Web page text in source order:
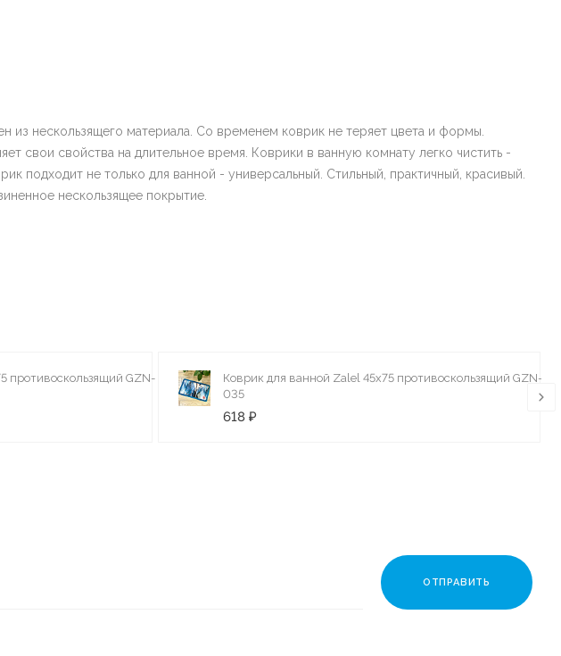
нескользящего материала. Со временем коврик не теряет цвета и формы.
свои свойства на длительное время. Коврики в ванную комнату легко чистить -
не только для ванной - универсальный. Стильный, практичный, красивый.
нескользящее покрытие.
противоскользящий GZN-
Коврик для ванной Zalel 45х75 противоскользящий GZN-
035
618 ₽